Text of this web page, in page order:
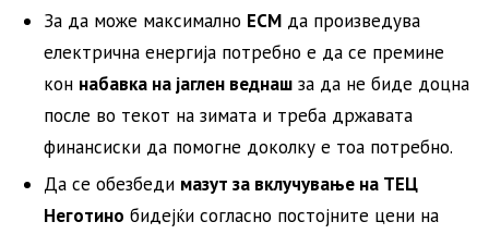
За да може максимално ЕСМ да произведува
електрична енергија потребно е да се премине
кон набавка на јаглен веднаш за да не биде доцна
после во текот на зимата и треба државата
финансиски да помогне доколку е тоа потребно.
Да се обезбеди мазут за вклучување на ТЕЦ
Неготино бидејќи согласно постојните цени на